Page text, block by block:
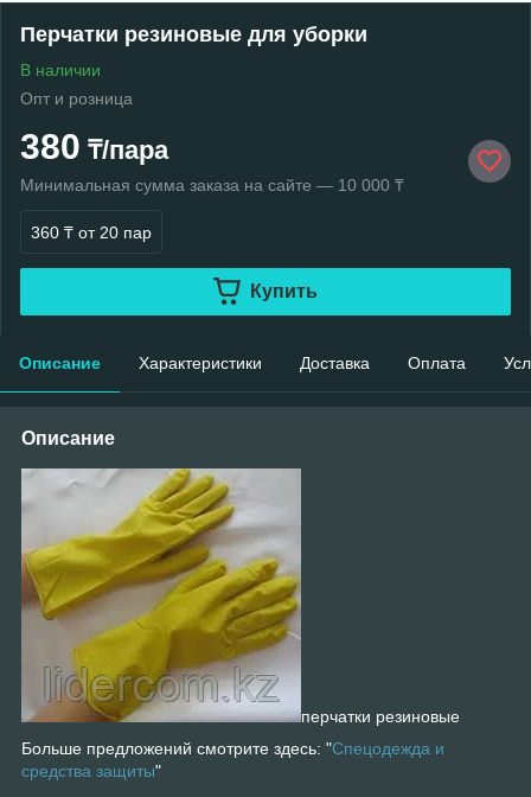
Перчатки резиновые для уборки
В наличии
Опт и розница
380 ₸/пара
Минимальная сумма заказа на сайте — 10 000 ₸
360 ₸ от 20 пар
Купить
Описание Характеристики Доставка Оплата
Описание
перчатки резиновые
Больше предложений смотрите здесь: "Спецодежда и
средства защиты"